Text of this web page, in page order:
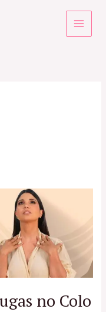
no Colo